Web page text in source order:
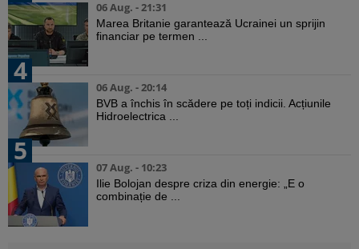
06 Aug. - 21:31
Marea Britanie garantează Ucrainei un sprijin
financiar pe termen ...
4
06 Aug. - 20:14
BVB a închis în scădere pe toți indicii. Acțiunile
Hidroelectrica ...
5
07 Aug. - 10:23
Ilie Bolojan despre criza din energie: „E o
combinație de ...